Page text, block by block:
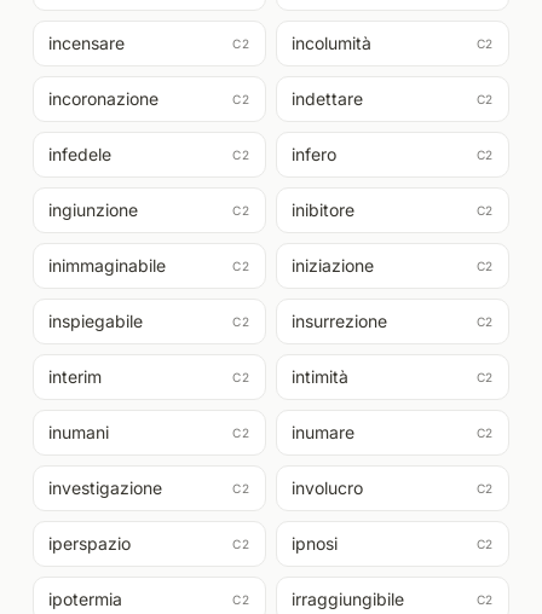
incensare C2 incolumità C2
incoronazione C2 indettare C2
infedele C2 infero C2
ingiunzione C2 inibitore C2
inimmaginabile C2 iniziazione C2
inspiegabile C2 insurrezione C2
interim C2 intimità C2
inumani C2 inumare C2
investigazione C2 involucro C2
iperspazio C2 ipnosi C2
ipotermia C2 irraggiungibile C2